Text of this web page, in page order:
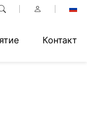
Контакт